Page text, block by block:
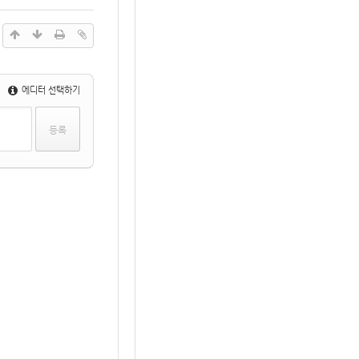
에디터 선택하기